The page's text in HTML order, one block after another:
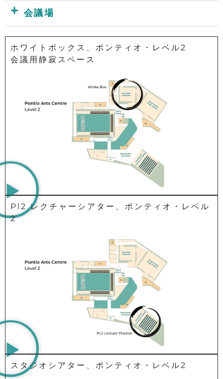
会議場
ホワイトボックス、ポンティオ・レベル2
会議用静寂スペース
Pl2 レクチャーシアター、ポンティオ・レベル
2
スタジオシアター、ポンティオ・レベル2